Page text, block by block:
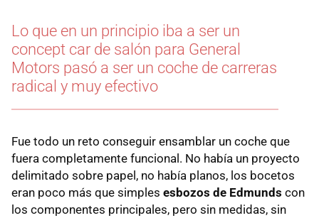
Lo que en un principio iba a ser un
concept car de salón para General
Motors pasó a ser un coche de carreras
radical y muy efectivo
Fue todo un reto conseguir ensamblar un coche que
fuera completamente funcional. No había un proyecto
delimitado sobre papel, no había planos, los bocetos
eran poco más que simples esbozos de Edmunds con
los componentes principales, pero sin medidas, sin